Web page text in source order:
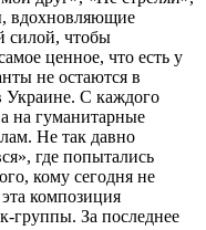
вдохновляющие
силой, чтобы
ценное, что есть у
не остаются в
Украине. С каждого
на гуманитарные
Не так давно
где попытались
кому сегодня не
композиция
группы. За последнее